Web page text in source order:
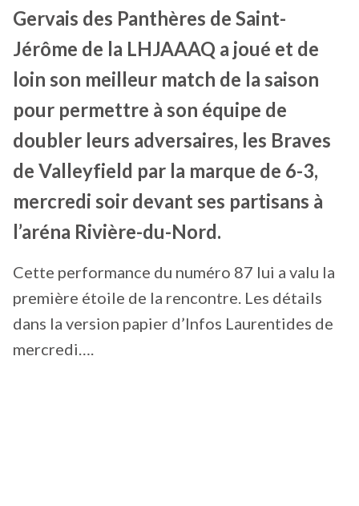
Gervais des Panthères de Saint-
Jérôme de la LHJAAAQ a joué et de
loin son meilleur match de la saison
pour permettre à son équipe de
doubler leurs adversaires, les Braves
de Valleyfield par la marque de 6-3,
mercredi soir devant ses partisans à
l’aréna Rivière-du-Nord.
Cette performance du numéro 87 lui a valu la
première étoile de la rencontre. Les détails
dans la version papier d’Infos Laurentides de
mercredi….